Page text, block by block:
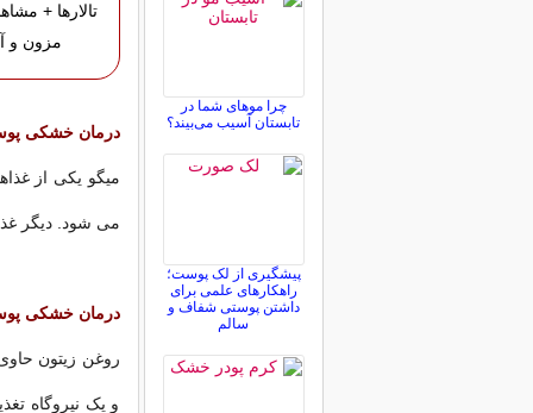
تالارها +
مزون و
درمان خشکی
میگو یکی از
می شود. دیگر
درمان خشکی
و یک نیروگاه
چرا موهای شما در
تابستان آسیب می‌بیند؟
پیشگیری از لک پوست؛
راهکارهای علمی برای
داشتن پوستی شفاف و
سالم